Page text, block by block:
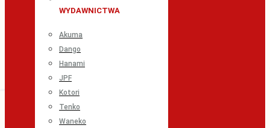
WYDAWNICTWA
Akuma
Dango
Hanami
JPF
Kotori
Tenko
Waneko